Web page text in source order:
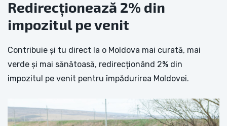
Redirecționează 2% din
impozitul pe venit
Contribuie și tu direct la o Moldova mai curată, mai
verde și mai sănătoasă, redirecționând 2% din
impozitul pe venit pentru împădurirea Moldovei.